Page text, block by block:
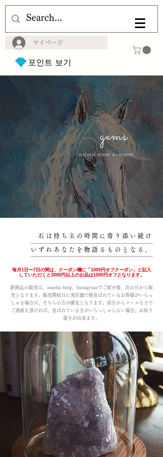
マイページ
포인트 보기
gems
natural stone accessory
石は持ち主の時間に寄り添い続け
いずれあなたを物語るものとなる。
毎月1日〜7日の間は、クーポン欄に「1000円オフクーポン」と記入
していただくと3000円以上のお品は1000円オフとなります。
新商品の販売は、ameba blog、Instagramでご紹介後、次の日から販
売となります。販売開始日に実店舗で朝並ばれているお客様がいらっ
しゃる場合は、そちらの方が優先となります。前日からメールなどで
ご連絡を頂ければ、並ばれている方がいらっしゃらない場合、お取り
置きが出来ます。